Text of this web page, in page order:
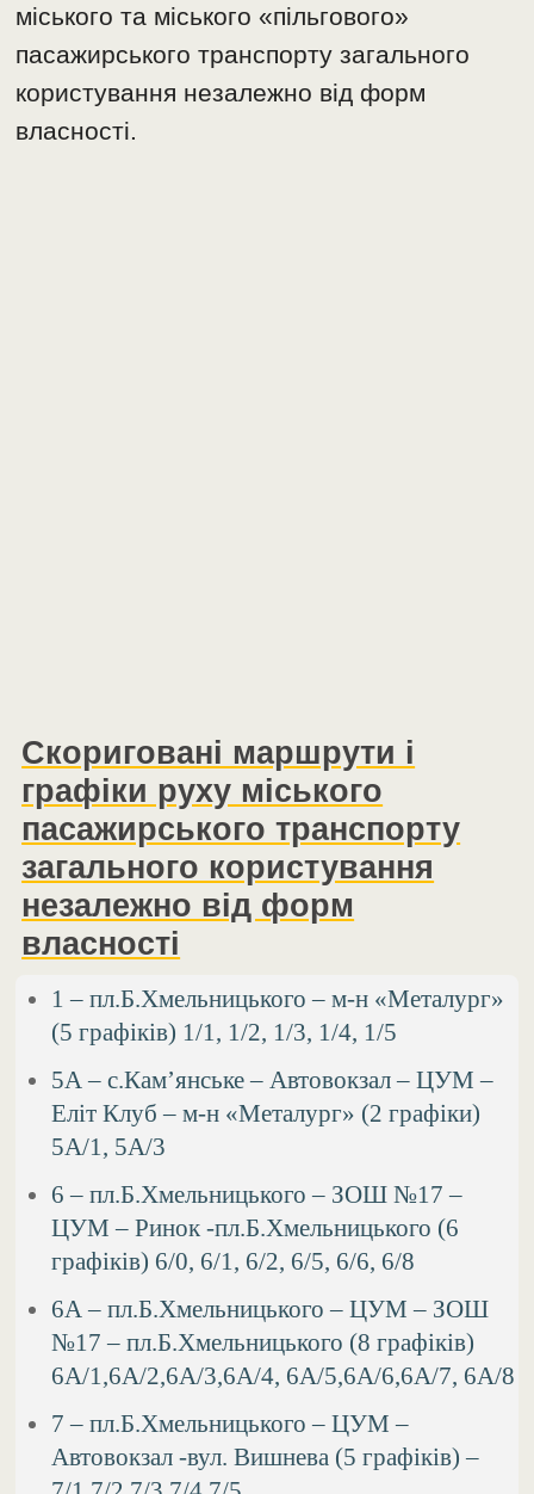
міського та міського «пільгового»
пасажирського транспорту загального
користування незалежно від форм
власності.
Скориговані маршрути і
графіки руху міського
пасажирського транспорту
загального користування
незалежно від форм
власності
1 – пл.Б.Хмельницького – м-н «Металург»
(5 графіків) 1/1, 1/2, 1/3, 1/4, 1/5
5А – с.Кам’янське – Автовокзал – ЦУМ –
Еліт Клуб – м-н «Металург» (2 графіки)
5А/1, 5А/3
6 – пл.Б.Хмельницького – ЗОШ №17 –
ЦУМ – Ринок -пл.Б.Хмельницького (6
графіків) 6/0, 6/1, 6/2, 6/5, 6/6, 6/8
6А – пл.Б.Хмельницького – ЦУМ – ЗОШ
№17 – пл.Б.Хмельницького (8 графіків)
6А/1,6А/2,6А/3,6А/4, 6А/5,6А/6,6А/7, 6А/8
7 – пл.Б.Хмельницького – ЦУМ –
Автовокзал -вул. Вишнева (5 графіків) –